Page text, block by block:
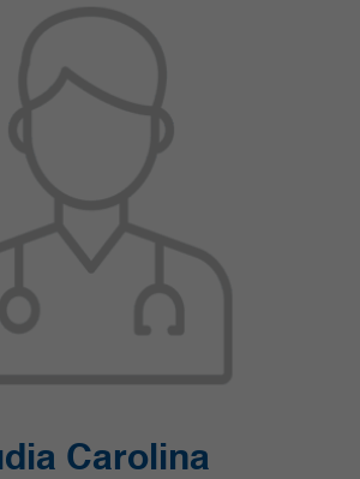
Diagnósticas
Crítico Especializado
y Tumores de Tejidos Blandos
Carolina